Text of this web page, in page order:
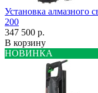
Установка алмазного
200
347 500 р.
В корзину
НОВИНКА